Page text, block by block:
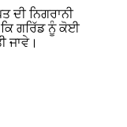
ਦੀ ਨਿਗਰਾਨੀ
ਗਰਿੱਡ ਨੂੰ ਕੋਈ
ਜਾਵੇ।